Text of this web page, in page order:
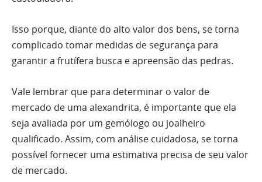
Isso porque, diante do alto valor dos bens, se torna
complicado tomar medidas de segurança para
garantir a frutífera busca e apreensão das pedras.
Vale lembrar que para determinar o valor de
mercado de uma alexandrita, é importante que ela
seja avaliada por um gemólogo ou joalheiro
qualificado. Assim, com análise cuidadosa, se torna
possível fornecer uma estimativa precisa de seu valor
de mercado.